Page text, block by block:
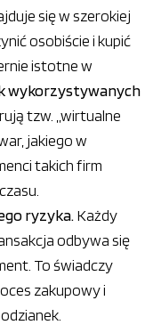
się w szerokiej
osobiście i kupić
istotne w
wykorzystywanych
tzw. „wirtualne
jakiego w
takich firm
ryzyka. Każdy
odbywa się
To świadczy
zakupowy i